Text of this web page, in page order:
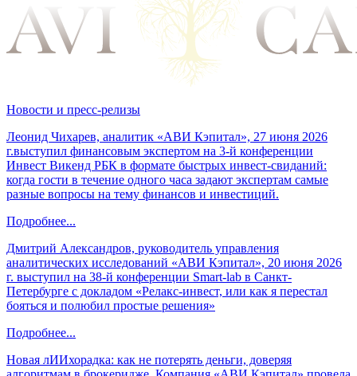
Новости и пресс-релизы
Леонид Чихарев, аналитик «АВИ Кэпитал», 27 июня 2026
г.выступил финансовым экспертом на 3-й конференции
Инвест Викенд РБК в формате быстрых инвест-свиданий:
когда гости в течение одного часа задают экспертам самые
разные вопросы на тему финансов и инвестиций.
Подробнее...
Дмитрий Александров, руководитель управления
аналитических исследований «АВИ Кэпитал», 20 июня 2026
г. выступил на 38-й конференции Smart-lab в Санкт-
Петербурге с докладом «Релакс-инвест, или как я перестал
бояться и полюбил простые решения»
Подробнее...
Новая лИИхорадка: как не потерять деньги, доверяя